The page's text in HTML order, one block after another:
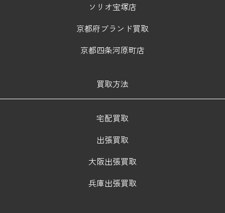
ソリオ宝塚店
京都府ブランド買取
京都四条河原町店
買取方法
宅配買取
出張買取
大阪出張買取
兵庫出張買取